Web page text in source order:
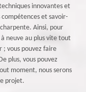
innovantes et
et savoir-
Ainsi, pour
neuve au plus vite tout
; vous pouvez faire
plus, vous pouvez
moment, nous serons
projet.